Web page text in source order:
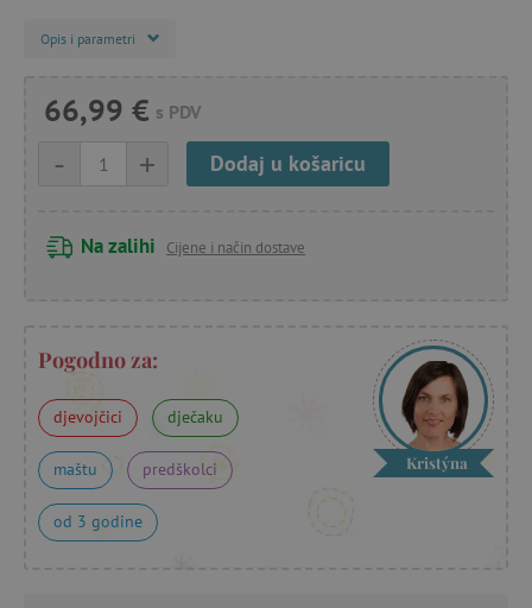
Opis i parametri
66,99 € s PDV
+
- Dodaj u košaricu
Na zalihi Cijene i način dostave
Pogodno za:
djevojčici dječaku
maštu predškolci
od 3 godine
Kristýna